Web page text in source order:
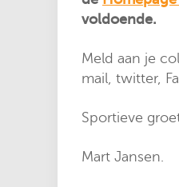
voldoende.
Meld aan je
mail, twitter,
Sportieve
Mart Jansen.